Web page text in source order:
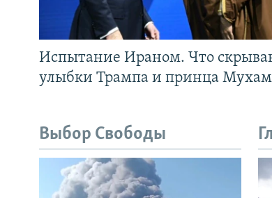
Испытание Ираном. Что
улыбки Трампа и принца
Выбор Свободы